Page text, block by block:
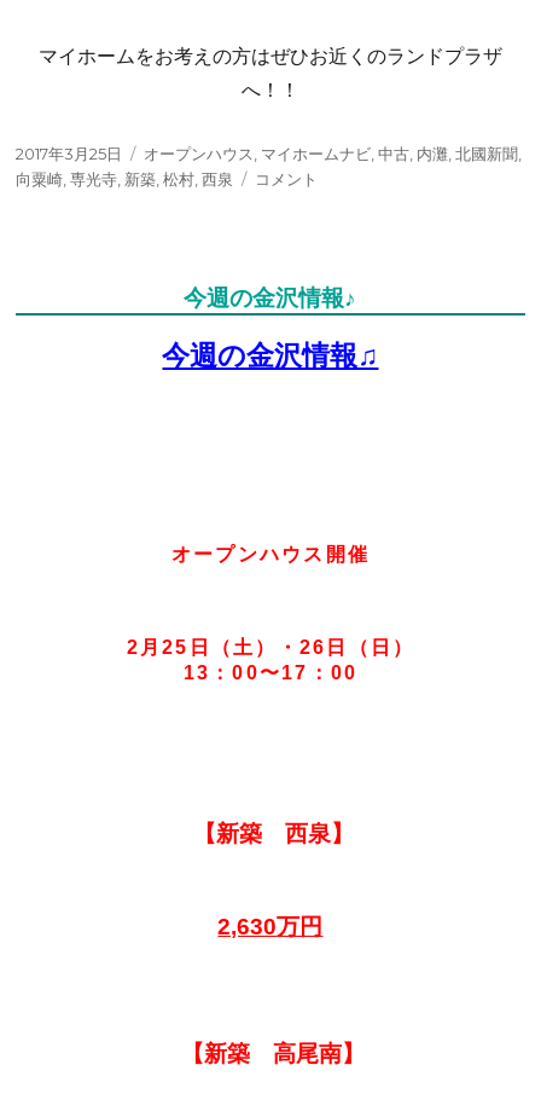
マイホームをお考えの方はぜひお近くのランドプラザ
へ！！
投
稿
2017年3月25日
タ
グ
オープンハウス マイホームナビ ,中古 内灘 ,北國新聞
向粟崎 ,専光寺 新築 ,松村 ,西泉
北
イ
ー
♫
コメント
今週の金沢情報♪
今週の金沢情報♫
オープンハウス開催
2月25 日（土）・26日（日）
13：00〜17：00
【新築 西泉】
2,630万円
【新築 高尾南】